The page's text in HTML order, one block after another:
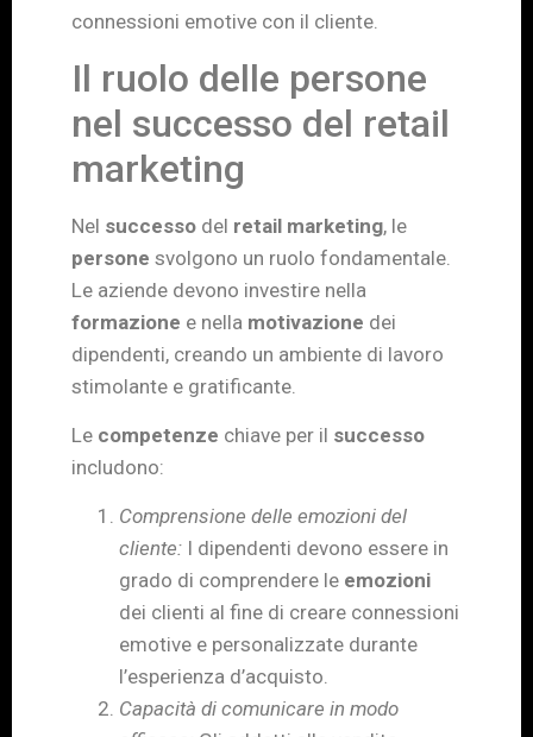
connessioni emotive con il cliente.
Il ruolo delle persone
nel successo del retail
marketing
Nel successo del retail marketing, le
persone svolgono un ruolo fondamentale.
Le aziende devono investire nella
formazione e nella motivazione dei
dipendenti, creando un ambiente di lavoro
stimolante e gratificante.
Le competenze chiave per il successo
includono:
Comprensione delle emozioni del
cliente: I dipendenti devono essere in
grado di comprendere le emozioni
dei clienti al fine di creare connessioni
emotive e personalizzate durante
l’esperienza d’acquisto.
Capacità di comunicare in modo